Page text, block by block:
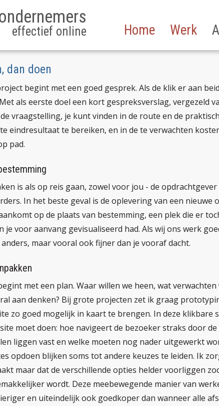
effectief online Home Werk
dan doen
begint met een goed gesprek. Als de klik er aan
als eerste doel een kort gespreksverslag, vergezeld
vraagstelling, je kunt vinden in de route en de
eindresultaat te bereiken, en in de te verwachten
pad.
is als op reis gaan, zowel voor jou - de
In het beste geval is de oplevering van een nieuwe
op de plaats van bestemming, een plek die er
je voor aanvang gevisualiseerd had. Als wij ons werk
maar vooral ook fijner dan je vooraf dacht.
met een plan. Waar willen we heen, wat
aan denken? Bij grote projecten zet ik graag
zo goed mogelijk in kaart te brengen. In deze klikbare
moet doen: hoe navigeert de bezoeker straks door
liggen vast en welke moeten nog nader uitgewerkt
opdoen blijken soms tot andere keuzes te leiden. Ik
maar dat de verschillende opties helder voorliggen
wordt. Deze meebewegende manier van
en uiteindelijk ook goedkoper dan wanneer alle